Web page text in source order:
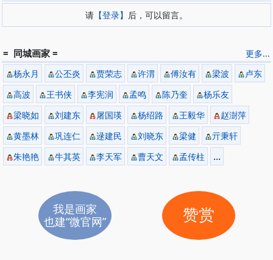
请 【登录】 后，可以留言。
更多...
= 同城画家 =
杨永月 公丕炎 贾荣志 许渭 傅汝有 梁波
卢东
高波
王书侠 李宪润 孟鸣 陈乃奎
杨乐友
梁晓如
刘建东 屠国瑛 杨绍路 王毅华
赵澍萍
黄墨林
巩连仁 逯建民 刘晓东 梁健
亓秉轩
朱艳艳
牛其英 李天军 曹天文 孟传柱 ...
我是画家
也建“微官网”
赞赏